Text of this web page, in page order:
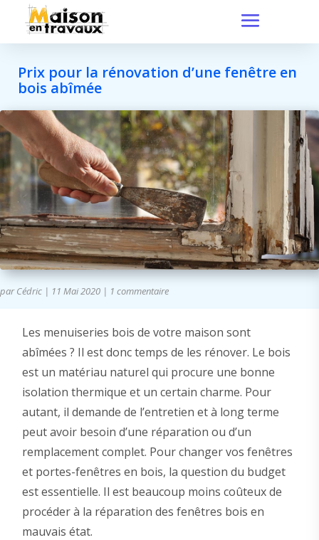
Prix pour la rénovation d’une fenêtre en
bois abîmée
parCédric | 11 Mai 2020 | 1 commentaire
Les menuiseries bois de votre maison sont
abîmées ? Il est donc temps de les rénover. Le bois
est un matériau naturel qui procure une bonne
isolation thermique et un certain charme. Pour
autant, il demande de l’entretien et à long terme
peut avoir besoin d’une réparation ou d’un
remplacement complet. Pour changer vos fenêtres
et portes-fenêtres en bois, la question du budget
est essentielle. Il est beaucoup moins coûteux de
procéder à la réparation des fenêtres bois en
mauvais état.